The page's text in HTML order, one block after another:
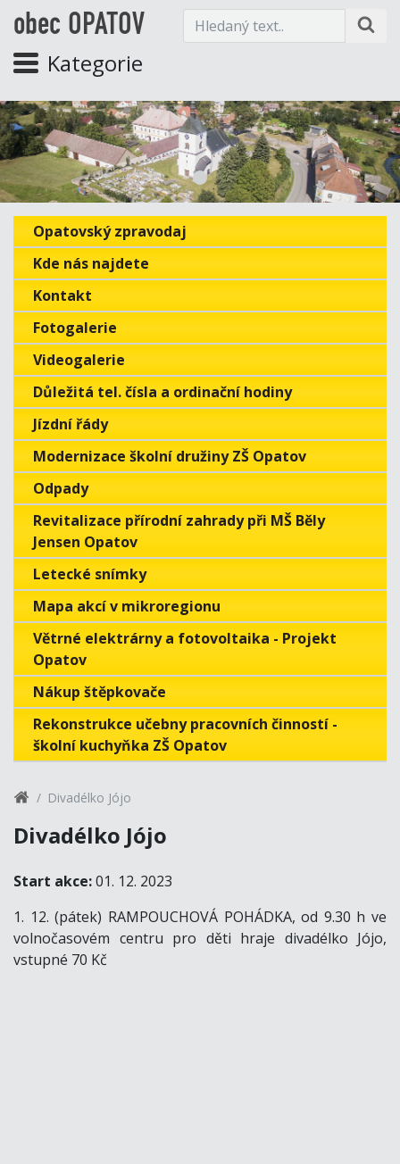
obec OPATOV
Kategorie
Opatovský zpravodaj
Kde nás najdete
Kontakt
Fotogalerie
Videogalerie
Důležitá tel. čísla a ordinační hodiny
Jízdní řády
Modernizace školní družiny ZŠ Opatov
Odpady
Revitalizace přírodní zahrady při MŠ Běly
Jensen Opatov
Letecké snímky
Mapa akcí v mikroregionu
Větrné elektrárny a fotovoltaika - Projekt
Opatov
Nákup štěpkovače
Rekonstrukce učebny pracovních činností -
školní kuchyňka ZŠ Opatov
Divadélko Jójo
Divadélko Jójo
Start akce:01. 12. 2023
1. 12. (pátek) RAMPOUCHOVÁ POHÁDKA, od 9.30 h ve
volnočasovém centru pro děti hraje divadélko Jójo,
vstupné 70 Kč